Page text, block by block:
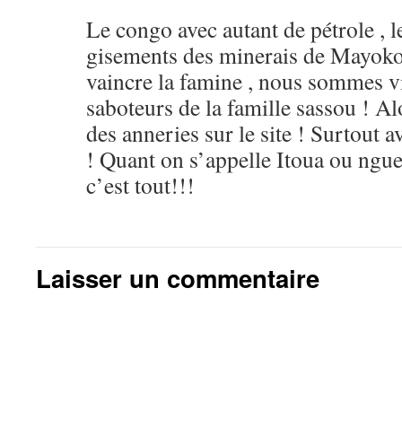
Le congo avec autant de pétrole ,
gisements des minerais de
vaincre la famine , nous sommes
saboteurs de la famille sassou !
des anneries sur le site ! Surtout
! Quant on s’appelle Itoua ou
c’est tout!!!
Laisser un commentaire